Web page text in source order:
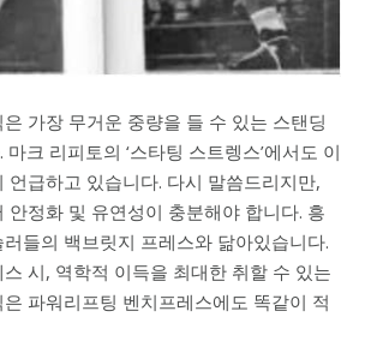
가장 무거운 중량을 들 수 있는 스탠딩
크 리피토의 ‘스타팅 스트렝스’에서도 이
언급하고 있습니다. 다시 말씀드리지만,
안정화 및 유연성이 충분해야 합니다. 흥
들의 백브릿지 프레스와 닮아있습니다.
시, 역학적 이득을 최대한 취할 수 있는
파워리프팅 벤치프레스에도 똑같이 적